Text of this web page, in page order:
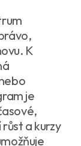
K
je
a kurzy